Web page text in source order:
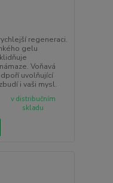
regeneraci.
gelu
Voňavá
uvolňující
i vaši mysl.
v distribučním
skladu